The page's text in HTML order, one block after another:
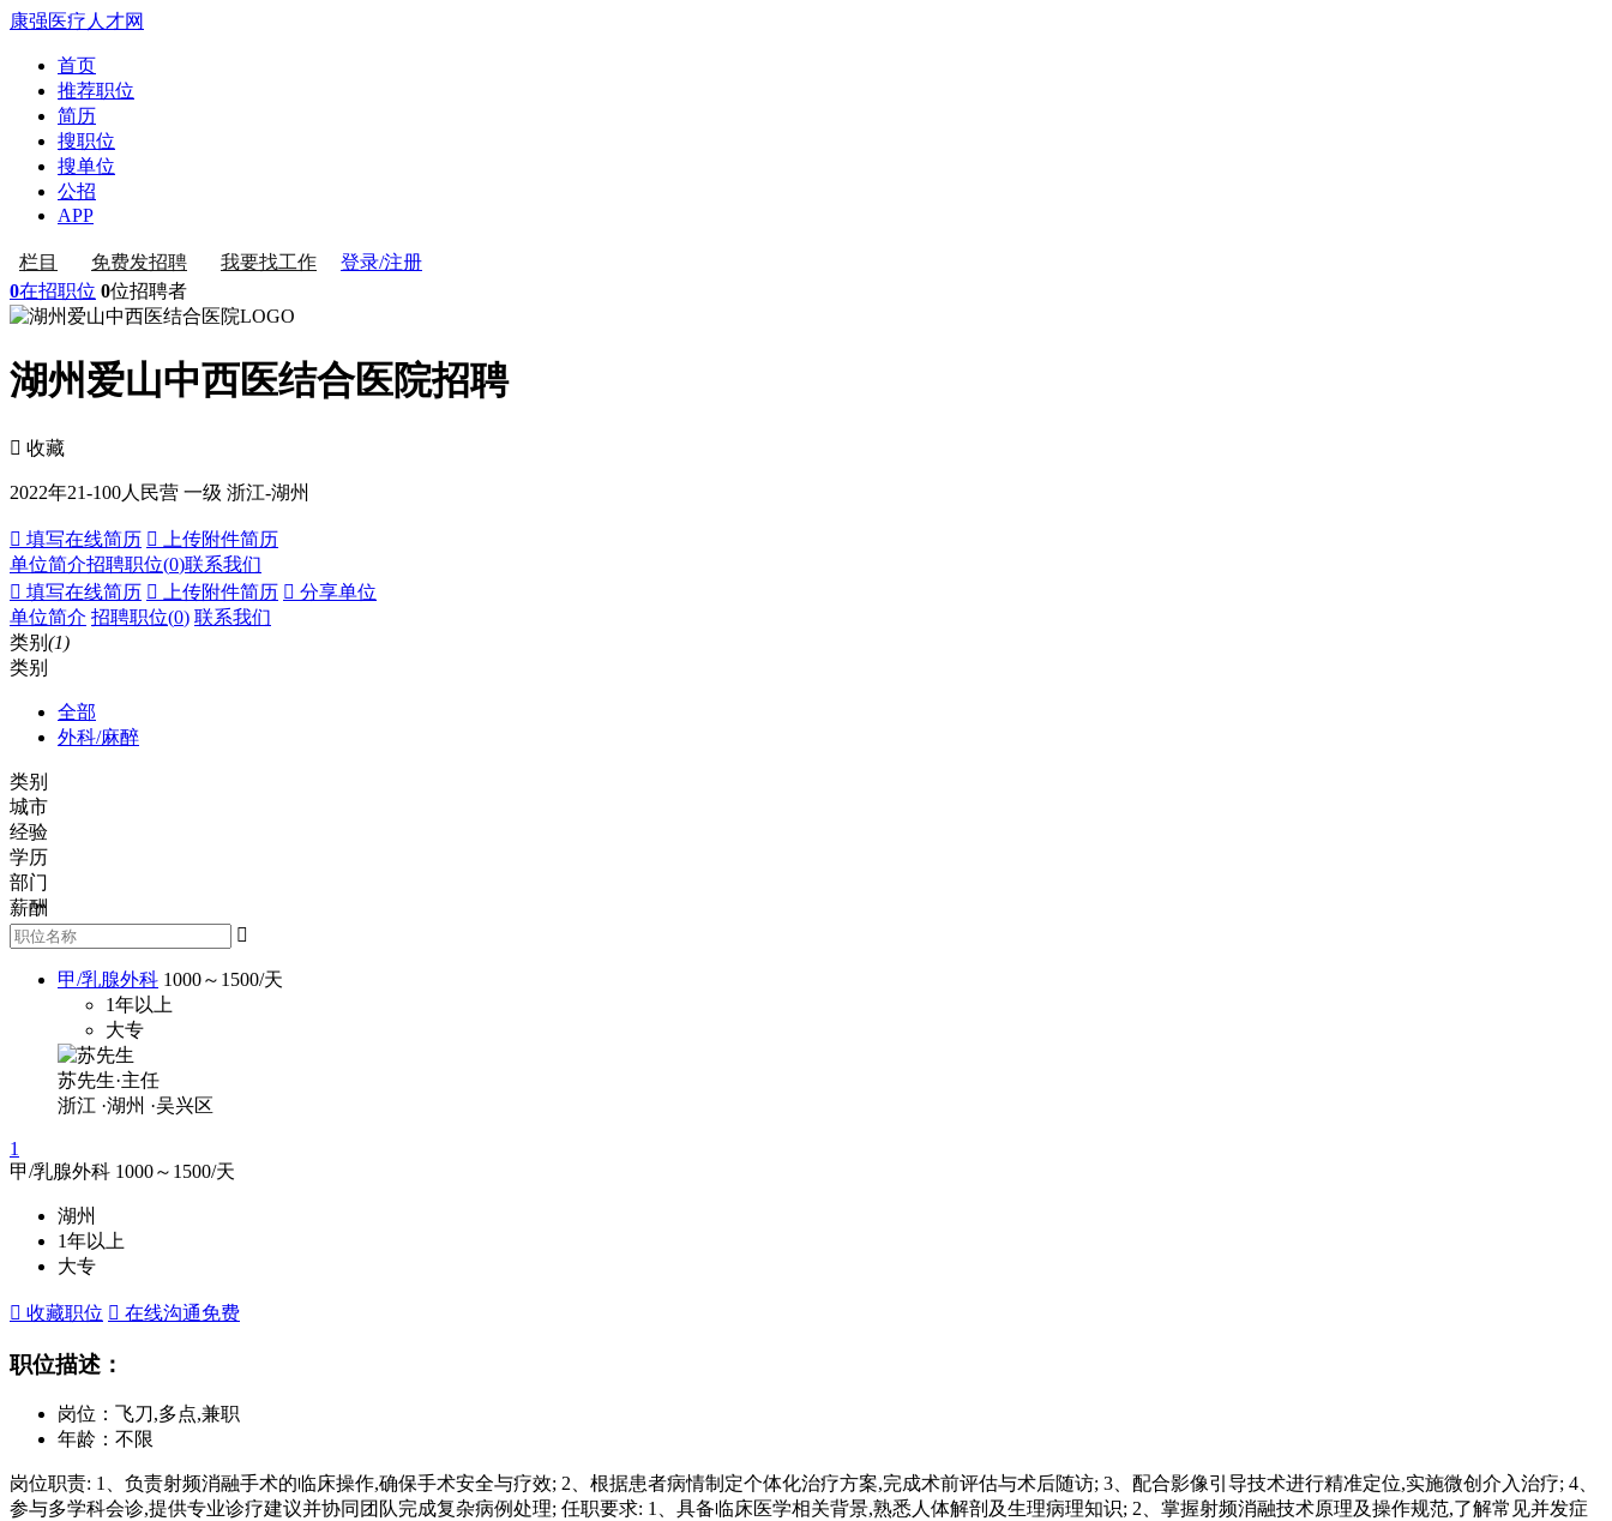
康强医疗人才网
首页
推荐职位
简历
搜职位
搜单位
公招
APP
栏目 免费发招聘 我要找工作
登录/注册
0在招职位 0位招聘者
湖州爱山中西医结合医院招聘
 收藏
2022年21-100人 民营 一级 浙江-湖州
 填写在线简历  上传附件简历
单位简介招聘职位(0)联系我们
 填写在线简历  上传附件简历  分享单位
单位简介 招聘职位(0) 联系我们
类别 (1)
类别
全部
外科/麻醉
类别
城市
经验
学历
部门
薪酬

甲/乳腺外科 1000～1500/天
1年以上
大专
苏先生·主任
浙江 ·湖州 ·吴兴区
1
甲/乳腺外科 1000～1500/天
湖州
1年以上
大专
 收藏职位  在线沟通免费
职位描述：
岗位：飞刀,多点,兼职
年龄：不限
岗位职责: 1、负责射频消融手术的临床操作,确保手术安全与疗效; 2、根据患者病情制定个体化治疗方案,完成术前评估与术后随访; 3、配合影像引导技术进行精准定位,实施微创介入治疗; 4、
参与多学科会诊,提供专业诊疗建议并协同团队完成复杂病例处理; 任职要求: 1、具备临床医学相关背景,熟悉人体解剖及生理病理知识; 2、掌握射频消融技术原理及操作规范,了解常见并发症